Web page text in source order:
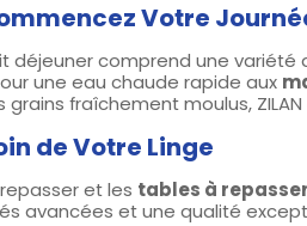
Votre
déjeuner comprend une variété
une eau chaude rapide aux
fraîchement moulus,
de Votre Linge
et les tables à repasser
avancées et une qualité